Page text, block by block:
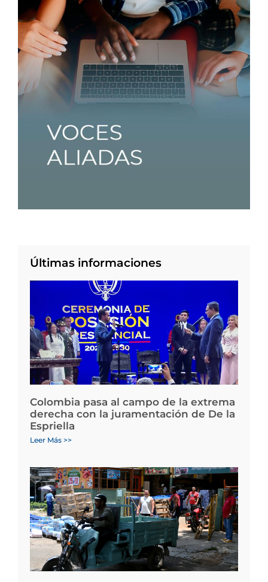
Últimas informaciones
Colombia pasa al campo de la extrema
derecha con la juramentación de De la
Espriella
Leer Más >>